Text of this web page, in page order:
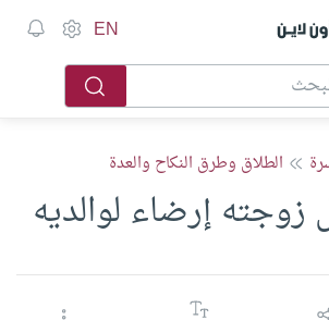
أون لاين EN
الطلاق وطرق النكاح والعدة
إرضاء لوالديه